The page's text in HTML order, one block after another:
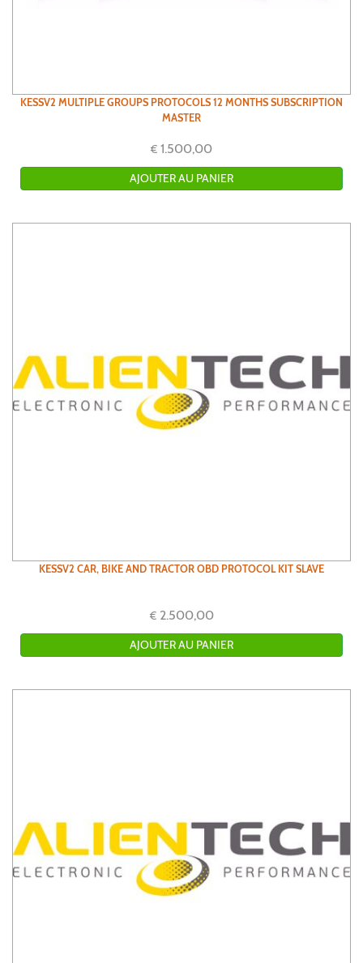
KESSV2 MULTIPLE GROUPS PROTOCOLS 12 MONTHS SUBSCRIPTION
MASTER
€ 1.500,00
KESSV2 CAR, BIKE AND TRACTOR OBD PROTOCOL KIT SLAVE
€2.500,00